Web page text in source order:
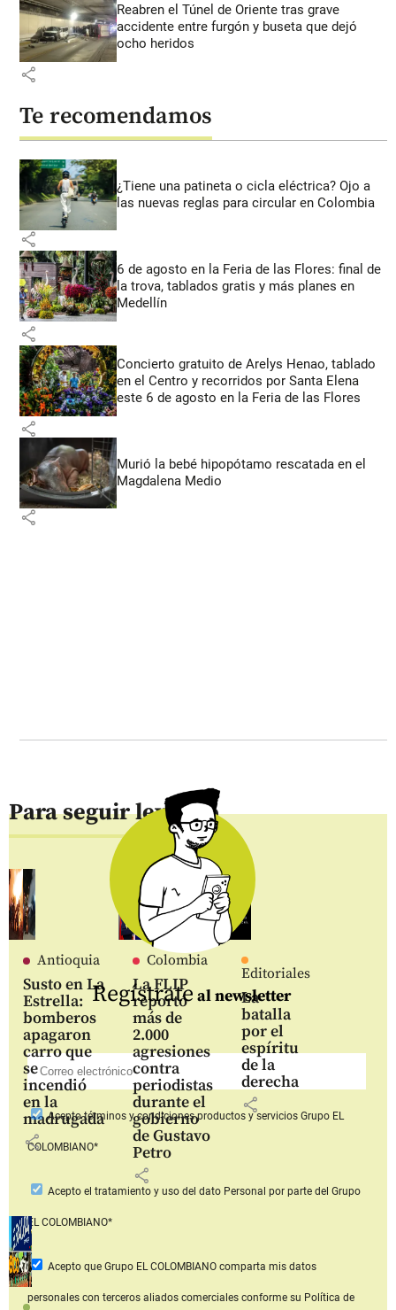
Reabren el Túnel de Oriente tras grave
accidente entre furgón y buseta que dejó
ocho heridos
share
Te recomendamos
¿Tiene una patineta o cicla eléctrica? Ojo a
las nuevas reglas para circular en Colombia
share
6 de agosto en la Feria de las Flores: final de
la trova, tablados gratis y más planes en
Medellín
share
Concierto gratuito de Arelys Henao, tablado
en el Centro y recorridos por Santa Elena
este 6 de agosto en la Feria de las Flores
share
Murió la bebé hipopótamo rescatada en el
Magdalena Medio
share
Para seguir leyendo
Antioquia
Susto en La
Estrella:
bomberos
apagaron
carro que
se
incendió
en la
madrugada
share
Colombia
La FLIP
reportó
más de
2.000
agresiones
contra
periodistas
durante el
gobierno
de Gustavo
Petro
share
Editoriales
La
batalla
por el
espíritu
de la
derecha
share
Regístrate al newsletter
Aceptotérminos y condiciones productos y serviciosGrupo EL
COLOMBIANO*
Acepto el tratamiento y uso del dato Personal por parte del Grupo
EL COLOMBIANO*
Acepto que Grupo EL COLOMBIANOcomparta mis datos
personales con terceros aliados comerciales conforme su Política de